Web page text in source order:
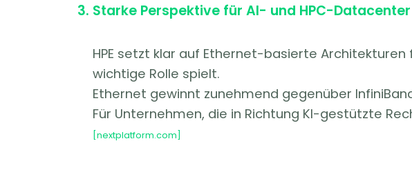
Starke Perspektive für AI- und HPC-Datacenter
HPE setzt klar auf Ethernet-basierte
wichtige Rolle spielt.
Ethernet gewinnt zunehmend gegenüber
Für Unternehmen, die in Richtung KI-gestützte
[nextplatform.com]